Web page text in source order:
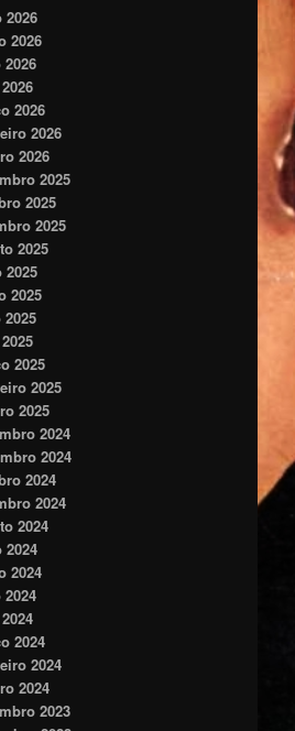
2026
2026
2026
2026
2026
2025
2025
2025
2025
2025
2025
2025
2025
2025
2024
2024
2024
2024
2024
2024
2024
2024
2024
2024
2023